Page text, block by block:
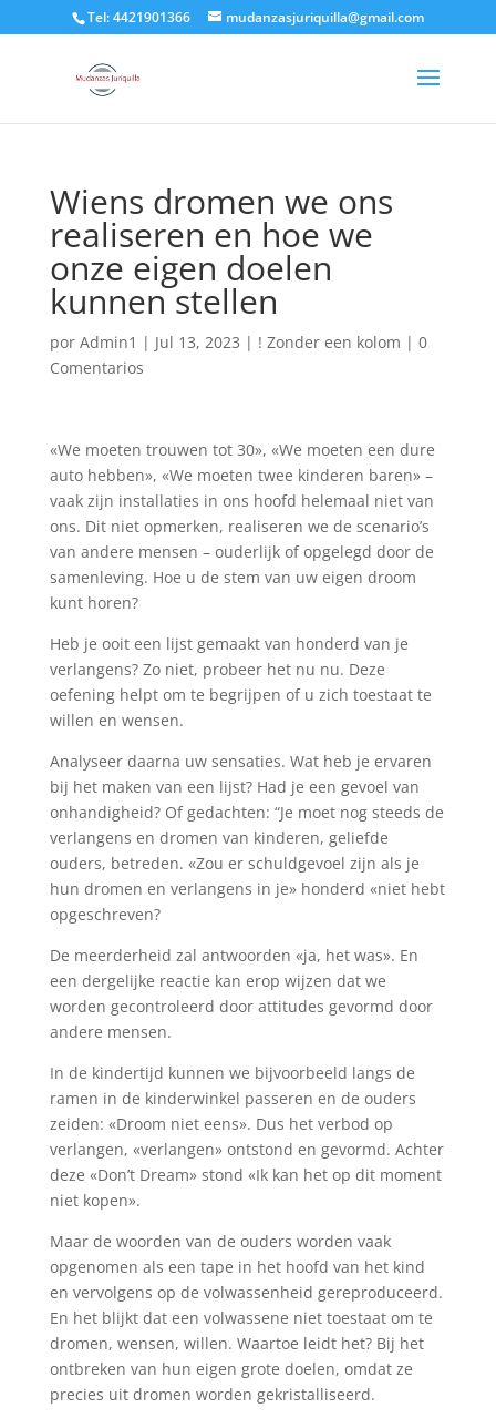
Tel: 4421901366 mudanzasjuriquilla@gmail.com
Wiens dromen we ons
realiseren en hoe we
onze eigen doelen
kunnen stellen
por Admin1 | Jul 13, 2023 | ! Zonder een kolom | 0
Comentarios
«We moeten trouwen tot 30», «We moeten een dure
auto hebben», «We moeten twee kinderen baren» –
vaak zijn installaties in ons hoofd helemaal niet van
ons. Dit niet opmerken, realiseren we de scenario’s
van andere mensen – ouderlijk of opgelegd door de
samenleving. Hoe u de stem van uw eigen droom
kunt horen?
Heb je ooit een lijst gemaakt van honderd van je
verlangens? Zo niet, probeer het nu nu. Deze
oefening helpt om te begrijpen of u zich toestaat te
willen en wensen.
Analyseer daarna uw sensaties. Wat heb je ervaren
bij het maken van een lijst? Had je een gevoel van
onhandigheid? Of gedachten: “Je moet nog steeds de
verlangens en dromen van kinderen, geliefde
ouders, betreden. «Zou er schuldgevoel zijn als je
hun dromen en verlangens in je» honderd «niet hebt
opgeschreven?
De meerderheid zal antwoorden «ja, het was». En
een dergelijke reactie kan erop wijzen dat we
worden gecontroleerd door attitudes gevormd door
andere mensen.
In de kindertijd kunnen we bijvoorbeeld langs de
ramen in de kinderwinkel passeren en de ouders
zeiden: «Droom niet eens». Dus het verbod op
verlangen, «verlangen» ontstond en gevormd. Achter
deze «Don’t Dream» stond «Ik kan het op dit moment
niet kopen».
Maar de woorden van de ouders worden vaak
opgenomen als een tape in het hoofd van het kind
en vervolgens op de volwassenheid gereproduceerd.
En het blijkt dat een volwassene niet toestaat om te
dromen, wensen, willen. Waartoe leidt het? Bij het
ontbreken van hun eigen grote doelen, omdat ze
precies uit dromen worden gekristalliseerd.